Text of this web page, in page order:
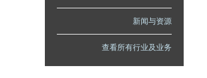
新闻与资源
查看所有行业及业务